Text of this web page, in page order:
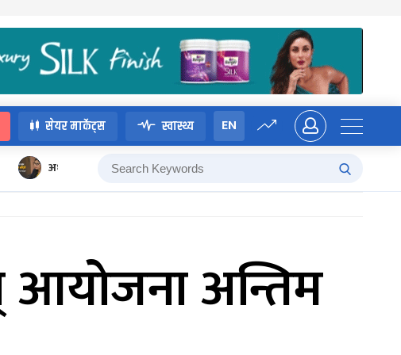
सेयर मार्केट्स स्वास्थ्य EN
अध्यादेश
आयोजना अन्तिम